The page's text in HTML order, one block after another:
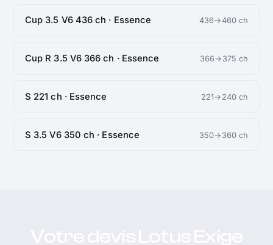
Cup 3.5 V6 436 ch · Essence 436→460 ch
Cup R 3.5 V6 366 ch · Essence 366→375 ch
S 221 ch · Essence 221→240 ch
S 3.5 V6 350 ch · Essence 350→360 ch